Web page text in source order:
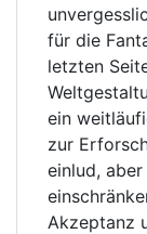
für die
letzten
ein
zur
einlud,
Akzeptanz